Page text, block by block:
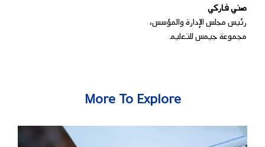
صني فاركي
رئيسمجلس الإدارة والمؤسس،
مجموعةجيمسللتعليم
More To Explore